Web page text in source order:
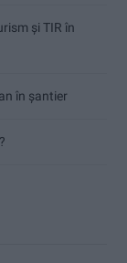
și TIR în
în șantier